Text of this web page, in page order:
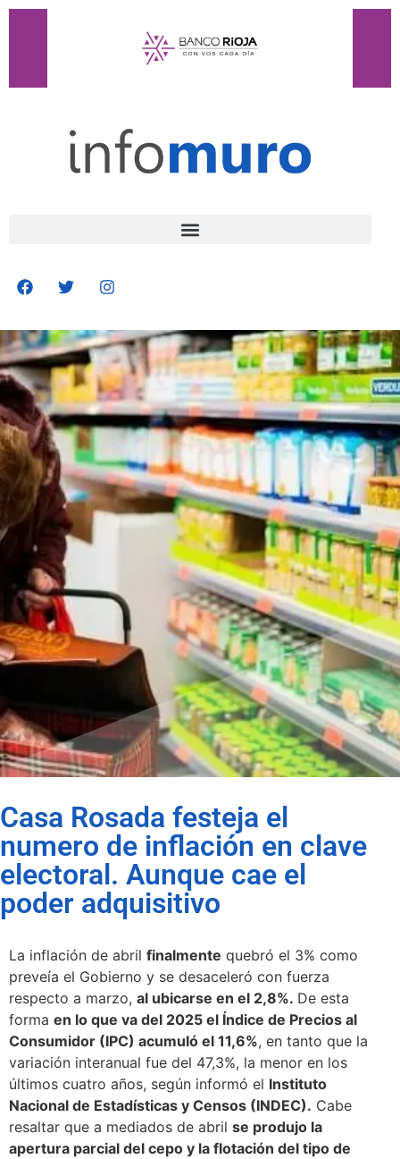
Casa Rosada festeja el
numero de inflación en clave
electoral. Aunque cae el
poder adquisitivo
La inflación de abril finalmente quebró el 3% como
preveía el Gobierno y se desaceleró con fuerza
respecto a marzo, al ubicarse en el 2,8%. De esta
forma en lo que va del 2025 el Índice de Precios al
Consumidor (IPC) acumuló el 11,6%, en tanto que la
variación interanual fue del 47,3%, la menor en los
últimos cuatro años, según informó el Instituto
Nacional de Estadísticas y Censos (INDEC). Cabe
resaltar que a mediados de abril se produjo la
apertura parcial del cepo y la flotación del tipo de